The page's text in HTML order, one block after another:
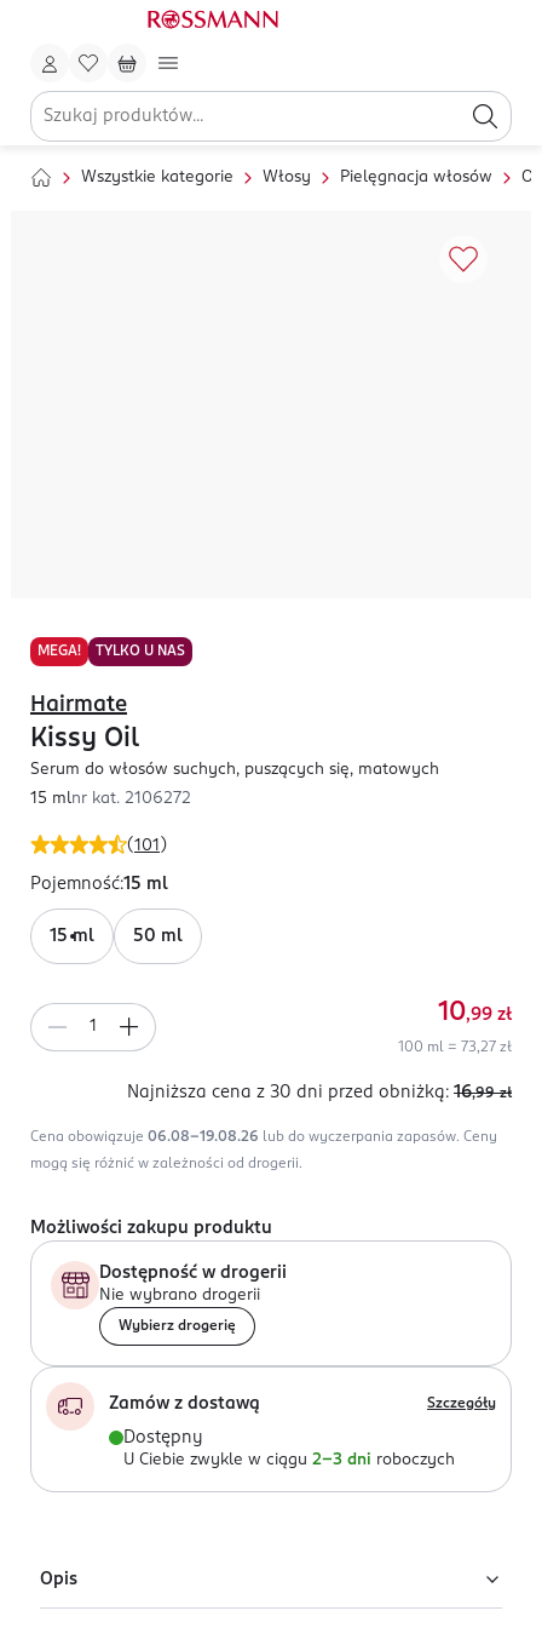
Wszystkie kategorie Włosy Pielęgnacja włosów
MEGA! TYLKO U NAS
(101 )
Hairmate
Kissy Oil
Serum do włosów suchych, puszących się, matowych
15 mlnr kat. 2106272
Pojemność:15 ml
15 ml 50 ml
10,99 zł
100 ml = 73,27 zł
Najniższa cena z 30 dni przed obniżką: 16,99 zł
Cena obowiązuje 06.08-19.08.26 lub do wyczerpania zapasów. Ceny
mogą się różnić w zależności od drogerii.
Możliwości zakupu produktu
Dostępność w drogerii
Nie wybrano drogerii
Wybierz drogerię
Zamów z dostawą Szczegóły
Dostępny
U Ciebie zwykle w ciągu 2-3 dni roboczych
Opis